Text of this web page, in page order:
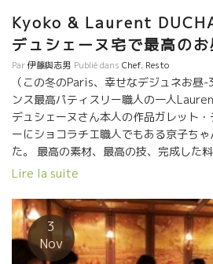
Kyoko & Laurent
デュシェーヌ宅で最高のお
Par伊藤與志男 Publié dans Chef, Resto
（この冬のParis、幸せなデジュネお昼
ンス最高パティスリー職人の一人
デュシェーヌさん本人の作品ガレット
ーにショコラチエ職人でもある京子ち
た。 最高の素材、最高の技、完成した
こんな幸せな小宇宙空間はそんなに沢山
ったデジュネだった。 超忙しいこの時
ちゃん、ローラン、ありがとう。 松尾
ございました。 ジャドちゃん、早く大
う！！
Lire la suite
3
Nov